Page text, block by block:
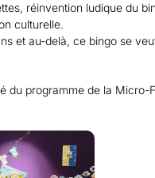
réinvention ludique du
culturelle.
et au-delà, ce bingo se
du programme de la Micro-